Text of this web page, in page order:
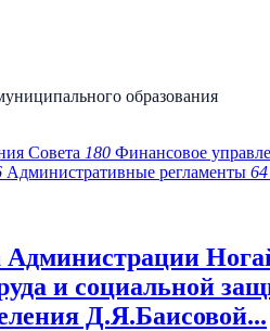
образования
Совета 180 Финансовое
Административные регламенты 64
Администрации
и социальной
Д.Я.Баисовой...